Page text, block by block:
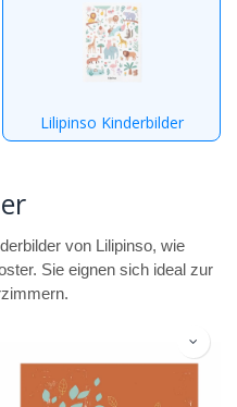
Lilipinso Kinderbilder
von Lilipinso, wie
Sie eignen sich ideal zur